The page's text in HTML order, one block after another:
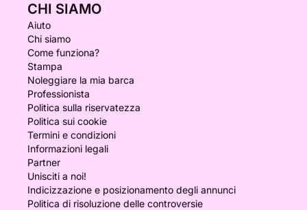
CHI SIAMO
Aiuto
Chi siamo
Come funziona?
Stampa
Noleggiare la mia barca
Professionista
Politica sulla riservatezza
Politica sui cookie
Termini e condizioni
Informazioni legali
Partner
Unisciti a noi!
Indicizzazione e posizionamento degli annunci
Politica di risoluzione delle controversie